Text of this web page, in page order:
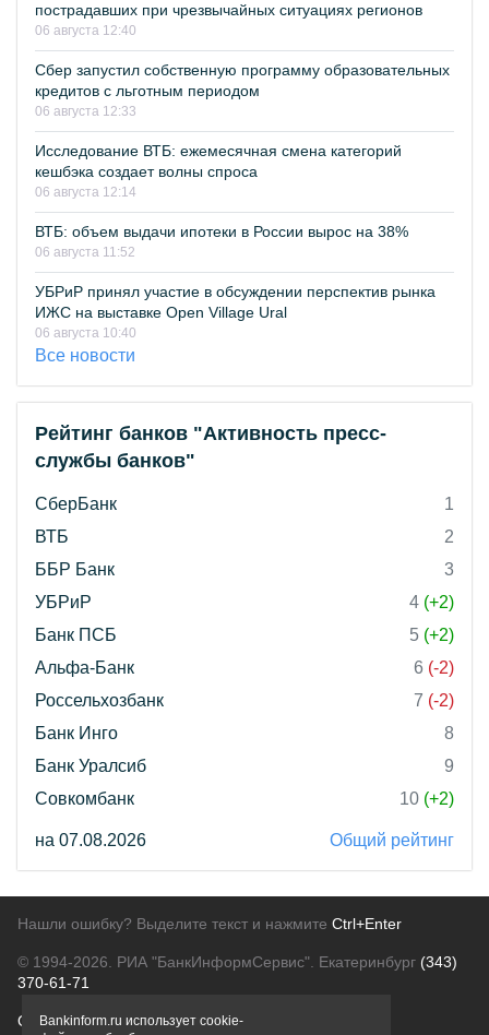
пострадавших при чрезвычайных ситуациях регионов
06 августа 12:40
Сбер запустил собственную программу образовательных
кредитов с льготным периодом
06 августа 12:33
Исследование ВТБ: ежемесячная смена категорий
кешбэка создает волны спроса
06 августа 12:14
ВТБ: объем выдачи ипотеки в России вырос на 38%
06 августа 11:52
УБРиР принял участие в обсуждении перспектив рынка
ИЖС на выставке Open Village Ural
06 августа 10:40
Все новости
Рейтинг банков "Активность пресс-
службы банков"
СберБанк
1
ВТБ
2
ББР Банк
3
УБРиР
4 (+2)
Банк ПСБ
5 (+2)
Альфа-Банк
6 (-2)
Россельхозбанк
7 (-2)
Банк Инго
8
Банк Уралсиб
9
Совкомбанк
10 (+2)
на 07.08.2026 Общий рейтинг
Нашли ошибку? Выделите текст и нажмите Ctrl+Enter
© 1994-2026. РИА "БанкИнформСервис". Екатеринбург (343)
370-61-71
О проектеПолитика конфиденциальности
Bankinform.ru использует cookie-